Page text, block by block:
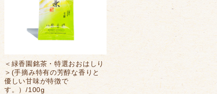
＜緑香園銘茶・特選おおはしり
＞(手摘み特有の芳醇な香りと
優しい甘味が特徴で
す。）/100g